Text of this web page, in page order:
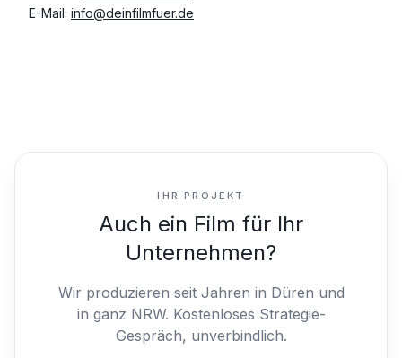
E-Mail: info@deinfilmfuer.de
IHR PROJEKT
Auch ein Film für Ihr
Unternehmen?
Wir produzieren seit Jahren in Düren und
in ganz NRW. Kostenloses Strategie-
Gespräch, unverbindlich.